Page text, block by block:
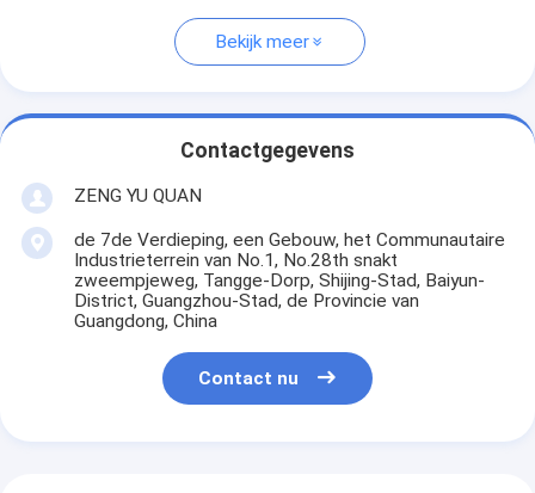
Bekijk meer
Contactgegevens
ZENG YU QUAN
de 7de Verdieping, een Gebouw, het Communautaire
Industrieterrein van No.1, No.28th snakt
zweempjeweg, Tangge-Dorp, Shijing-Stad, Baiyun-
District, Guangzhou-Stad, de Provincie van
Guangdong, China
Contact nu